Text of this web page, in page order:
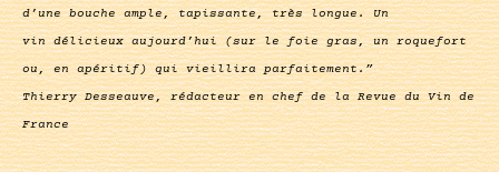
d’une bouche ample, tapissante, très longue. Un
vin délicieux aujourd’hui (sur le foie gras, un roquefort
ou, en apéritif) qui vieillira parfaitement.”
Thierry Desseauve, rédacteur en chef de la Revue du Vin de
France